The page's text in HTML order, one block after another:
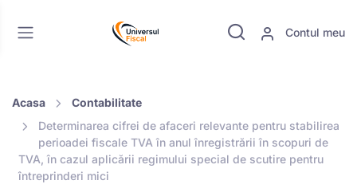
Contul meu
Acasa
Contabilitate
Determinarea cifrei de afaceri relevante pentru stabilirea
perioadei fiscale TVA în anul înregistrării în scopuri de
TVA, în cazul aplicării regimului special de scutire pentru
întreprinderi mici